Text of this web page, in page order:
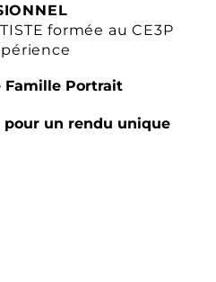
formée au CE3P
Famille Portrait
pour un rendu unique